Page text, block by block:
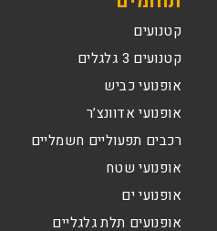
קטנועים
קטנועים 3 גלגלים
אופנועי כביש
אופנועי אדוונצ’ר
רכבים תפעוליים חשמליים
אופנועי שטח
אופנועי ים
אופנועים תלת גלגליים